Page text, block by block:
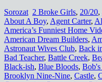
Sorozat 2 Broke Girls, 20/20,
About A Boy, Agent Carter,
America’s Funniest Home
American Dream Builders,
Astronaut Wives Club, Back
Bad Teacher, Battle Creek,
Black-ish, Blue Bloods, Bob's
Brooklyn Nine-Nine, Castle,